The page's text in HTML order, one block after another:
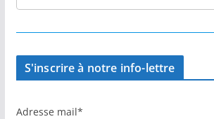
S'inscrire à notre info-lettre
Adresse mail*